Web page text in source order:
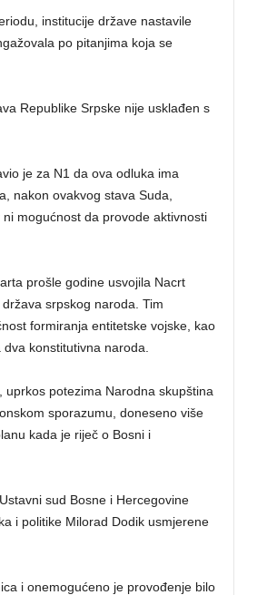
institucije države nastavile
po pitanjima koja se
Republike Srpske nije usklađen s
je za N1 da ova odluka ima
nakon ovakvog stava Suda,
mogućnost da provode aktivnosti
prošle godine usvojila Nacrt
srpskog naroda. Tim
formiranja entitetske vojske, kao
konstitutivna naroda.
potezima Narodna skupština
sporazumu, doneseno više
kada je riječ o Bosni i
sud Bosne i Hercegovine
i politike Milorad Dodik usmjerene
i onemogućeno je provođenje bilo